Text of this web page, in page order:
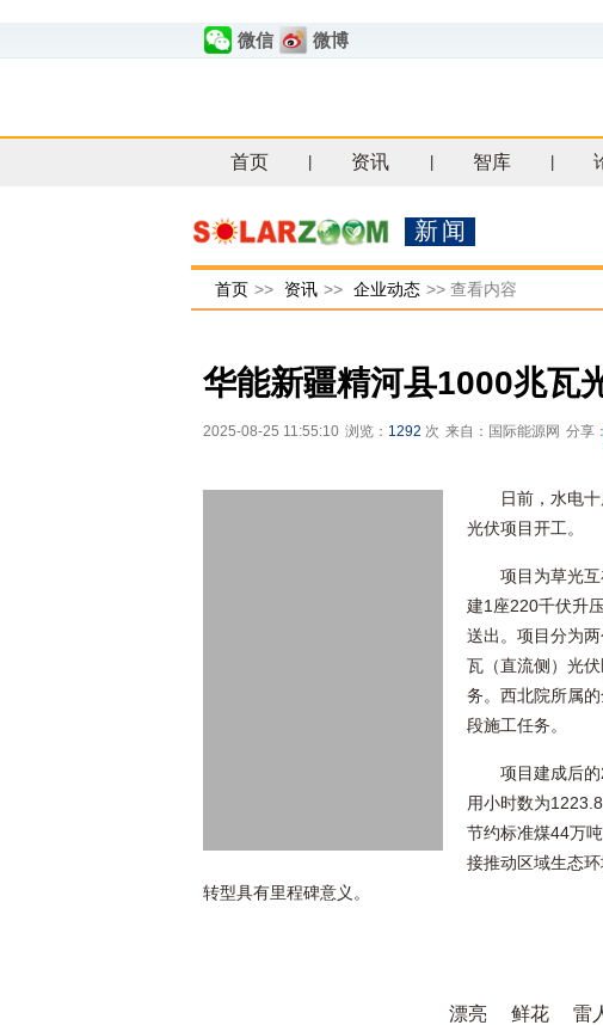
微信 微博
首页 资讯 智库
新闻
首页 >> 资讯 >> 企业动态 >> 查看内容
华能新疆精河县1000兆瓦
2025-08-25 11:55:10 浏览： 1292 次 来自：国际能源网 分享：
日前，水电
光伏项目开工。
项目为草光
建1座220千伏升
送出。项目分为
瓦（直流侧）光
务。西北院所属
段施工任务。
项目建成后
用小时数为
节约标准煤44万
接推动区域生态
转型具有里程碑意义。
漂亮 鲜花 雷